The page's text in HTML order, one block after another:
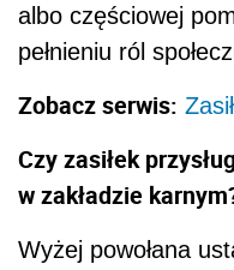
albo częściowej
pełnieniu ról
Zobacz serwis:
Czy zasiłek
w zakładzie
Wyżej powołana